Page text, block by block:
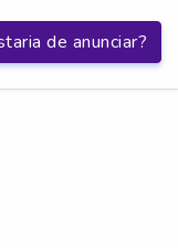
de anunciar?